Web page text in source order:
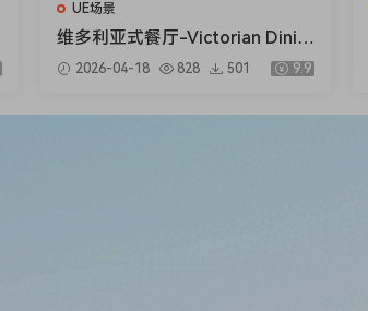
UE场景
维多利亚式餐厅-Victorian Dinin
g Room
2026-04-18 828 501 9.9